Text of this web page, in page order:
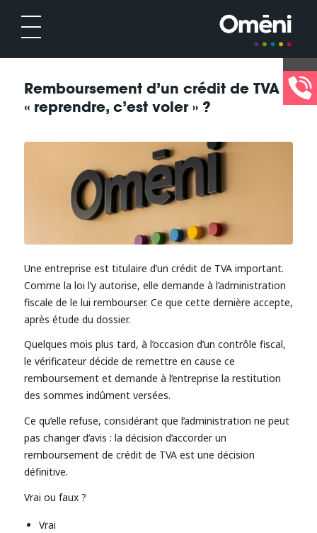
Remboursement d’un crédit de TVA :
« reprendre, c’est voler » ?
Une entreprise est titulaire d’un crédit de TVA important.
Comme la loi l’y autorise, elle demande à l’administration
fiscale de le lui rembourser. Ce que cette dernière accepte,
après étude du dossier.
Quelques mois plus tard, à l’occasion d’un contrôle fiscal,
le vérificateur décide de remettre en cause ce
remboursement et demande à l’entreprise la restitution
des sommes indûment versées.
Ce qu’elle refuse, considérant que l’administration ne peut
pas changer d’avis : la décision d’accorder un
remboursement de crédit de TVA est une décision
définitive.
Vrai ou faux ?
Vrai